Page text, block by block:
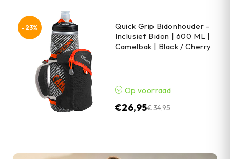
-23%
Quick Grip Bidonhouder -
Inclusief Bidon | 600 ML |
Camelbak | Black / Cherry
Op voorraad
€34,95
€26,95